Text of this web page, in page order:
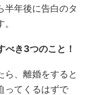
半年後に告白のタ
き3つのこと！
ら、離婚をすると
ってくるはずで